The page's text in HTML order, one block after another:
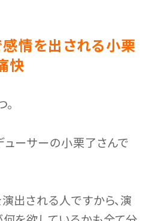
感情を出される小栗
快
ーサーの小栗了さんで
出される人ですから、演